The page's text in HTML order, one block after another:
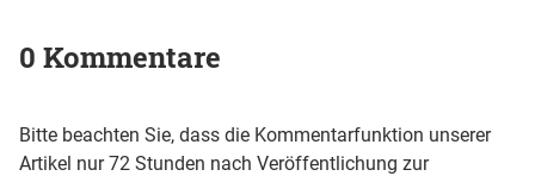
0 Kommentare
Bitte beachten Sie, dass die Kommentarfunktion unserer
Artikel nur 72 Stunden nach Veröffentlichung zur